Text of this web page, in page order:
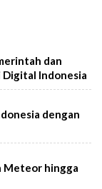
dan
Indonesia
dengan
Meteor hingga